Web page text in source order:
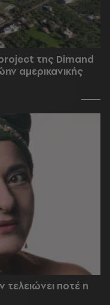
της Dimand
αμερικανικής
τελειώνει ποτέ η